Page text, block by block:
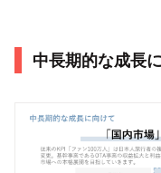
中長期的な成長